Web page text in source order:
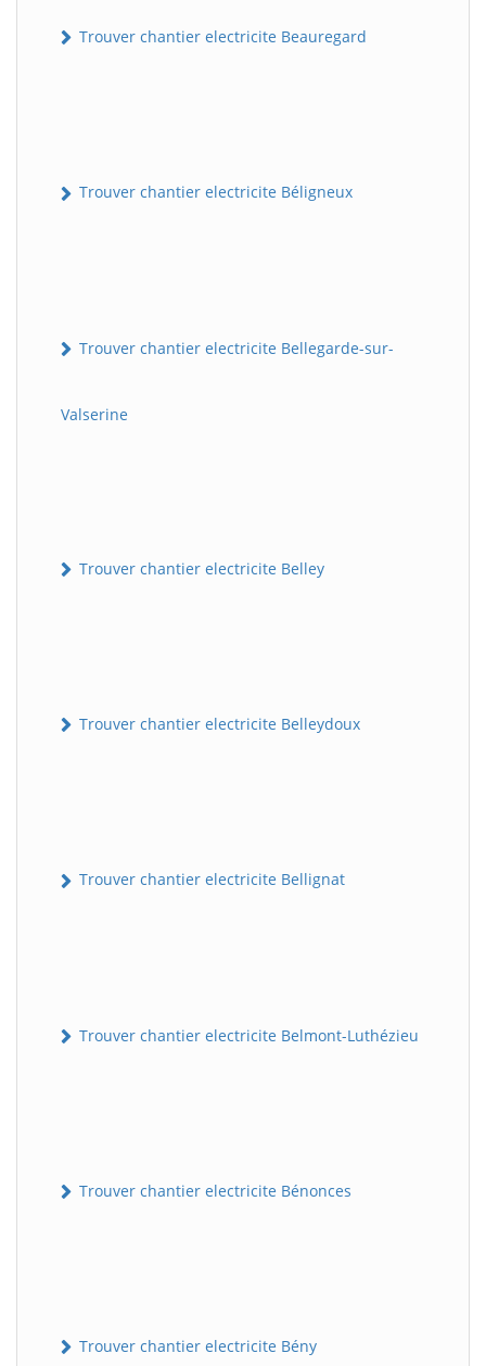
Trouver chantier electricite Beauregard
Trouver chantier electricite Béligneux
Trouver chantier electricite Bellegarde-sur-
Valserine
Trouver chantier electricite Belley
Trouver chantier electricite Belleydoux
Trouver chantier electricite Bellignat
Trouver chantier electricite Belmont-Luthézieu
Trouver chantier electricite Bénonces
Trouver chantier electricite Bény